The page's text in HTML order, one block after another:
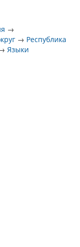
→
→ Республика
Языки